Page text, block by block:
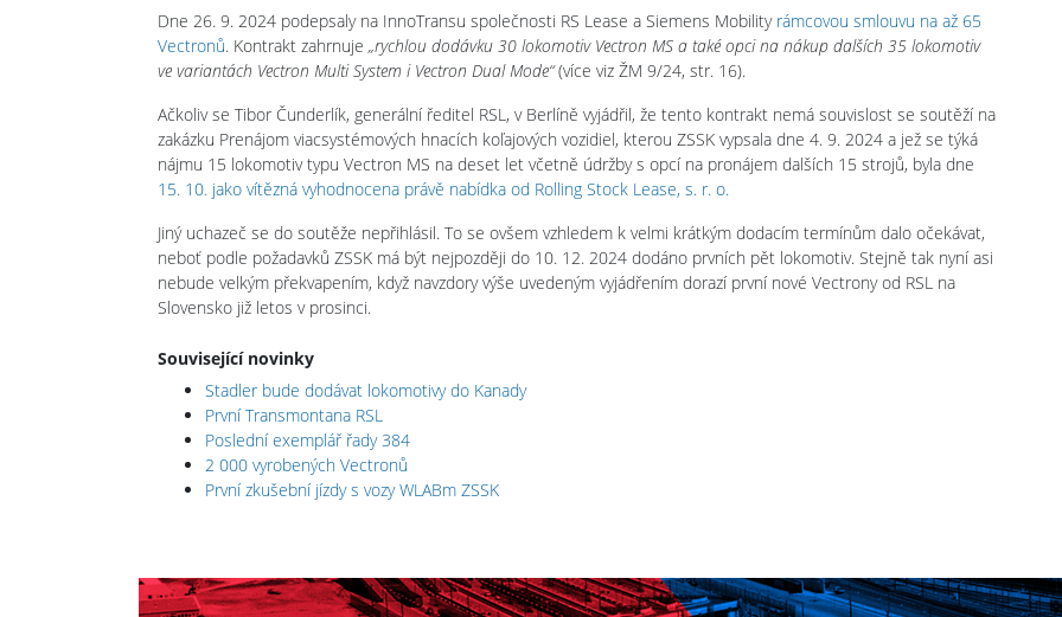
Dne 26. 9. 2024 podepsaly na InnoTransu společnosti RS Lease a Siemens Mobility rámcovou smlouvu na až 65
Vectronů. Kontrakt zahrnuje „rychlou dodávku 30 lokomotiv Vectron MS a také opci na nákup dalších 35 lokomotiv
ve variantách Vectron Multi System i Vectron Dual Mode“(více viz ŽM 9/24, str. 16).
Ačkoliv se Tibor Čunderlík, generální ředitel RSL, v Berlíně vyjádřil, že tento kontrakt nemá souvislost se soutěží na
zakázku Prenájom viacsystémových hnacích koľajových vozidiel, kterou ZSSK vypsala dne 4. 9. 2024 a jež se týká
nájmu 15 lokomotiv typu Vectron MS na deset let včetně údržby s opcí na pronájem dalších 15 strojů, byla dne
15. 10. jako vítězná vyhodnocena právě nabídka od Rolling Stock Lease, s. r. o.
Jiný uchazeč se do soutěže nepřihlásil. To se ovšem vzhledem k velmi krátkým dodacím termínům dalo očekávat,
neboť podle požadavků ZSSK má být nejpozději do 10. 12. 2024 dodáno prvních pět lokomotiv. Stejně tak nyní asi
nebude velkým překvapením, když navzdory výše uvedeným vyjádřením dorazí první nové Vectrony od RSL na
Slovensko již letos v prosinci.
Související novinky
Stadler bude dodávat lokomotivy do Kanady
První Transmontana RSL
Poslední exemplář řady 384
2 000 vyrobených Vectronů
První zkušební jízdy s vozy WLABm ZSSK